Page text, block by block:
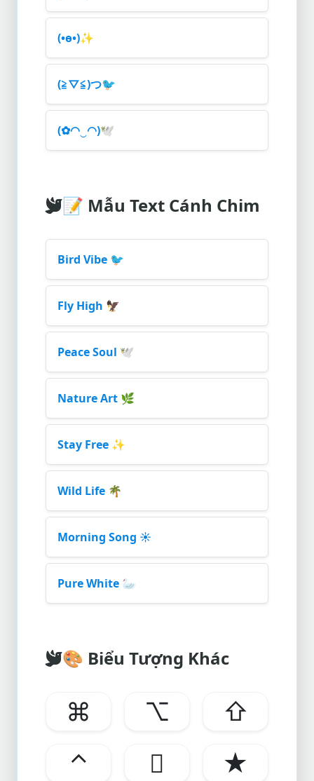
(•ө•)✨
(≧▽≦)つ🐦
(✿◠‿◠)🕊️
📝 Mẫu Text Cánh Chim
Bird Vibe 🐦
Fly High 🦅
Peace Soul 🕊️
Nature Art 🌿
Stay Free ✨
Wild Life 🌴
Morning Song ☀️
Pure White 🦢
🎨 Biểu Tượng Khác
⌘ ⌥
⇧
⌃

★